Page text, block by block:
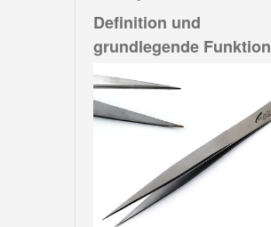
Definition und
grundlegende Funktion